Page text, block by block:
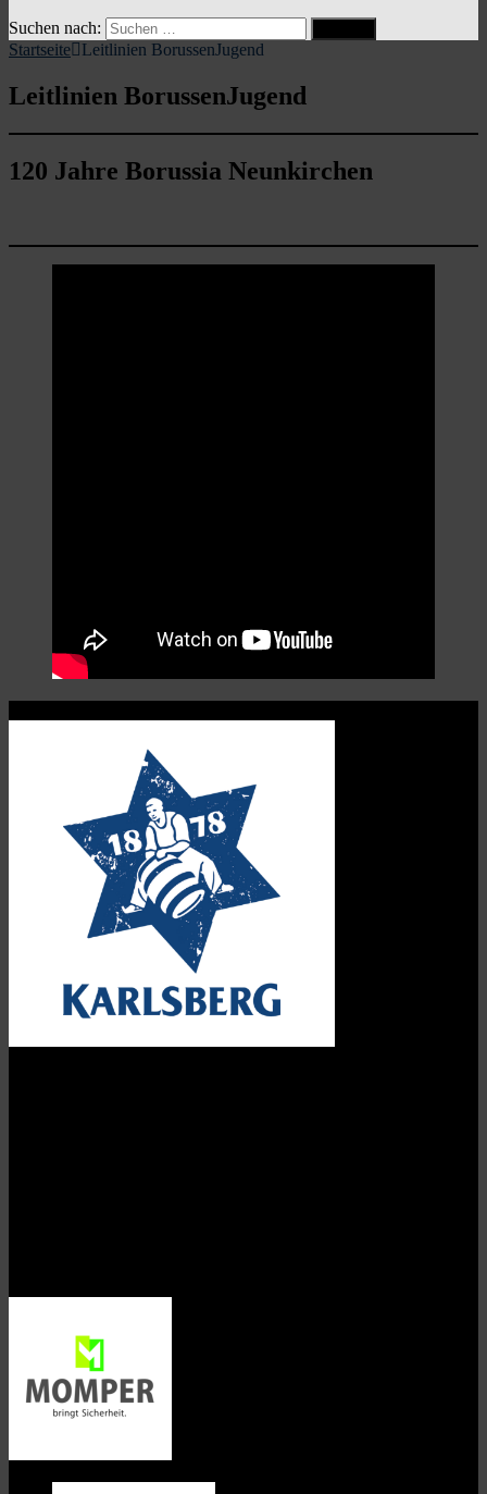
Suchen nach:
Startseite
Leitlinien BorussenJugend
Leitlinien BorussenJugend
120 Jahre Borussia Neunkirchen